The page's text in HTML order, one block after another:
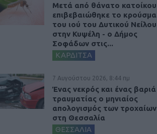
Μετά από θάνατο κατοίκου
επιβεβαιώθηκε το κρούσμα
του ιού του Δυτικού Νείλου
στην Κυψέλη - ο Δήμος
Σοφάδων στις...
ΚΑΡΔΙΤΣΑ
7 Αυγούστου 2026, 8:44 πμ
Ένας νεκρός και ένας βαριά
τραυματίας ο μηνιαίος
απολογισμός των τροχαίων
στη Θεσσαλία
ΘΕΣΣΑΛΙΑ